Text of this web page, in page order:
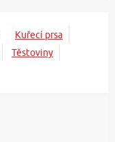
Kuřecí prsa
Těstoviny